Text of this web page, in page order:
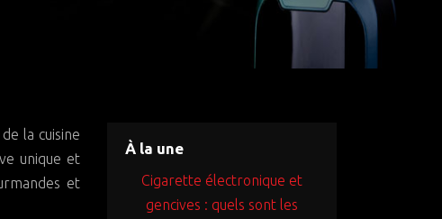
unique et
et
À la une
Cigarette électronique et
gencives : quels sont les